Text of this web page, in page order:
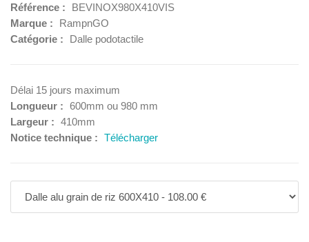
Référence :
BEVINOX980X410VIS
Marque :
RampnGO
Catégorie :
Dalle podotactile
Délai 15 jours maximum
Longueur : 600mm ou 980 mm
Largeur : 410mm
Notice technique : Télécharger